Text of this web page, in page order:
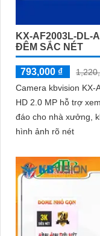
KX-AF2003L-DL-
ĐÊM SẮC NÉT
793,000 ₫
Camera kbvision KX-
HD 2.0 MP hỗ trợ xem Full
đáo cho nhà xưởng,
hình ảnh rõ nét